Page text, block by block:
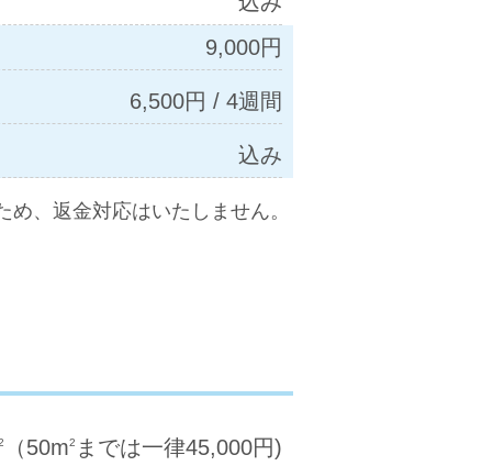
9,000円
6,500円 / 4週間
込み
、返金対応はいたしません。
（50m2 までは一律45,000円)